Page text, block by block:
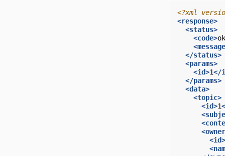
<?xml
<response>
<status>
<code>ok
</status>
<params>
<id>1</
</params>
<data>
<topic>
<id>1
<id>